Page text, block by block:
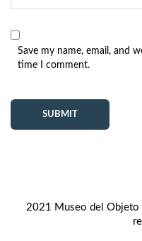
Save my name, email, and
time I comment.
2021 Museo del Objeto